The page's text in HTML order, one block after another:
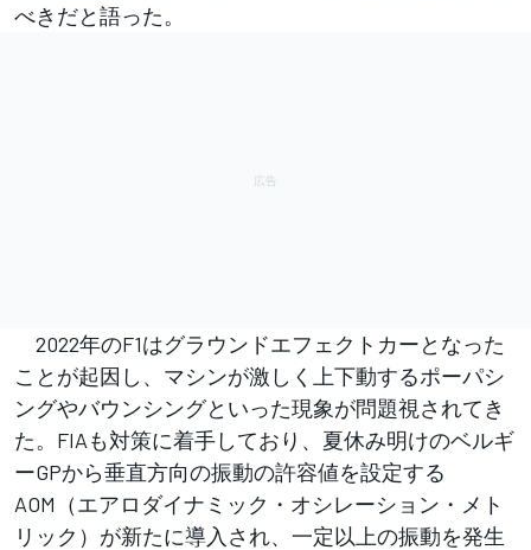
べきだと語った。
2022年のF1はグラウンドエフェクトカーとなった
ことが起因し、マシンが激しく上下動するポーパシ
ングやバウンシングといった現象が問題視されてき
た。FIAも対策に着手しており、夏休み明けのベルギ
ーGPから垂直方向の振動の許容値を設定する
AOM（エアロダイナミック・オシレーション・メト
リック）が新たに導入され、一定以上の振動を発生